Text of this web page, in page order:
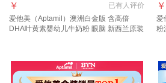
已有人评价
￥
爱他美（Aptamil）澳洲白金版 含高倍
DHA叶黄素婴幼儿牛奶粉 眼脑 新西兰原装
￥
爱
粉